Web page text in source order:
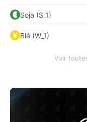
Soja (S_1)
Blé (W_1)
Voir